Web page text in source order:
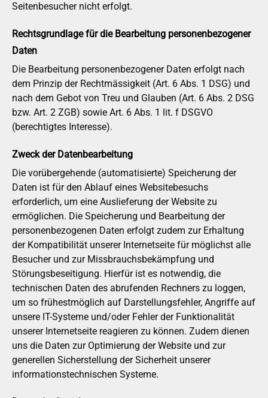
Seitenbesucher nicht erfolgt.
Rechtsgrundlage für die Bearbeitung personenbezogener
Daten
Die Bearbeitung personenbezogener Daten erfolgt nach
dem Prinzip der Rechtmässigkeit (Art. 6 Abs. 1 DSG) und
nach dem Gebot von Treu und Glauben (Art. 6 Abs. 2 DSG
bzw. Art. 2 ZGB) sowie Art. 6 Abs. 1 lit. f DSGVO
(berechtigtes Interesse).
Zweck der Datenbearbeitung
Die vorübergehende (automatisierte) Speicherung der
Daten ist für den Ablauf eines Websitebesuchs
erforderlich, um eine Auslieferung der Website zu
ermöglichen. Die Speicherung und Bearbeitung der
personenbezogenen Daten erfolgt zudem zur Erhaltung
der Kompatibilität unserer Internetseite für möglichst alle
Besucher und zur Missbrauchsbekämpfung und
Störungsbeseitigung. Hierfür ist es notwendig, die
technischen Daten des abrufenden Rechners zu loggen,
um so frühestmöglich auf Darstellungsfehler, Angriffe auf
unsere IT-Systeme und/oder Fehler der Funktionalität
unserer Internetseite reagieren zu können. Zudem dienen
uns die Daten zur Optimierung der Website und zur
generellen Sicherstellung der Sicherheit unserer
informationstechnischen Systeme.